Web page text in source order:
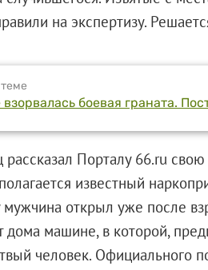
на экспертизу.
боевая граната.
Порталу 66.ru
известный
мужчина открыл уже после
машине, в которой,
человек. Официального